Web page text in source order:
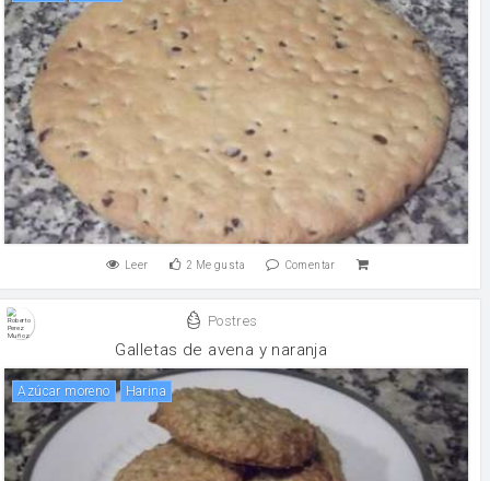
Leer 2 Me gusta Comentar
Postres
Galletas de avena y naranja
Azúcar moreno harina